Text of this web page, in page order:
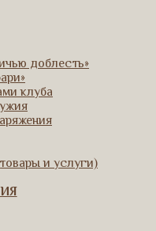
доблесть»
клуба
и услуги)